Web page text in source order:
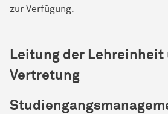
zur Verfügung.
Leitung der Lehreinheit
Vertretung